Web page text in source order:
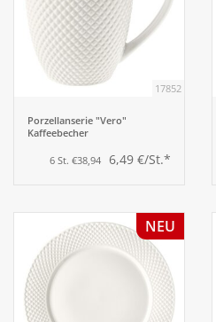
Tafeln
Einrichtung
Berufsbekleidung
Küchentechnik
Küchenmöbel
17852
Porzellanserie "Vero"
Kaffeebecher
6 St. €38,94 6,49 €/St.*
NEU